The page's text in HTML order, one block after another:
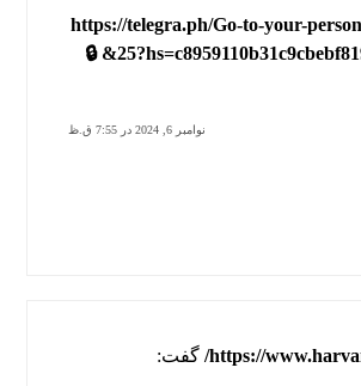
https://telegra.ph/Go-to-your-
نوامبر 6, 2024 در 7:55 ق.ظ
https:// گفت: